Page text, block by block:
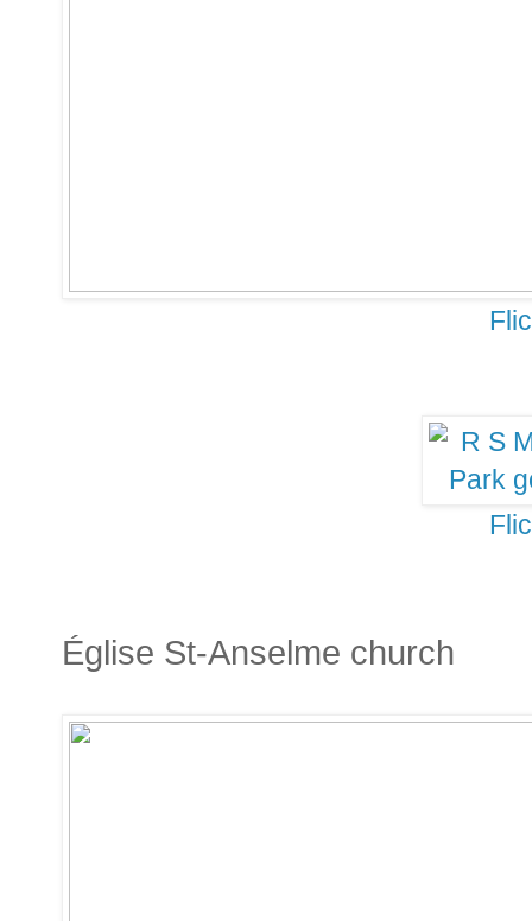
Église St-Anselme church